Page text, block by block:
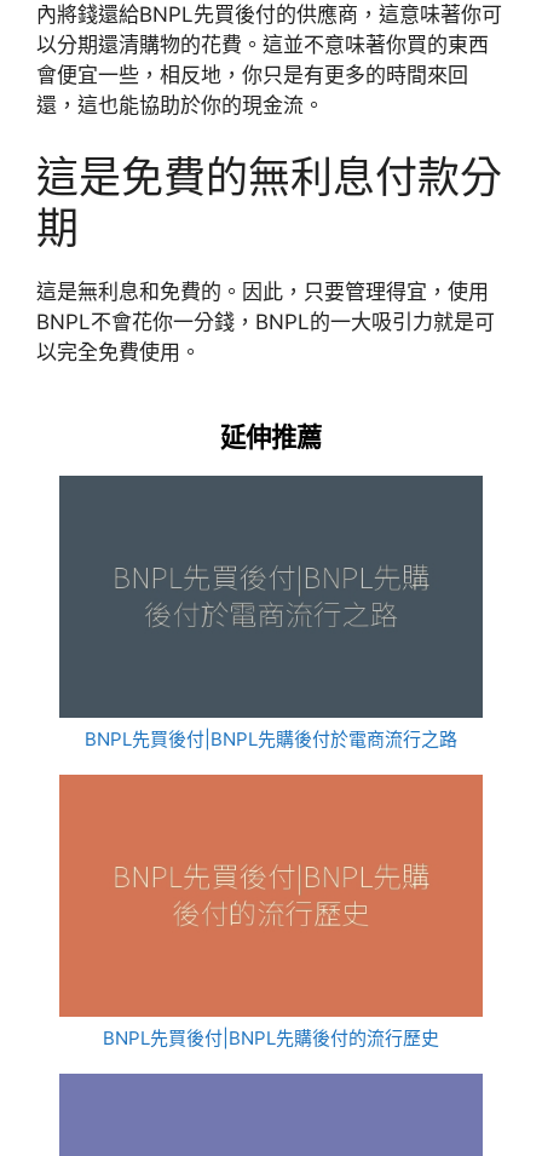
內將錢還給BNPL先買後付的供應商，這意味著你可
以分期還清購物的花費。這並不意味著你買的東西
會便宜一些，相反地，你只是有更多的時間來回
還，這也能協助於你的現金流。
這是免費的無利息付款分
期
這是無利息和免費的。因此，只要管理得宜，使用
BNPL不會花你一分錢，BNPL的一大吸引力就是可
以完全免費使用。
延伸推薦
BNPL先買後付|BNPL先購後付於電商流行之路
BNPL先買後付|BNPL先購後付的流行歷史